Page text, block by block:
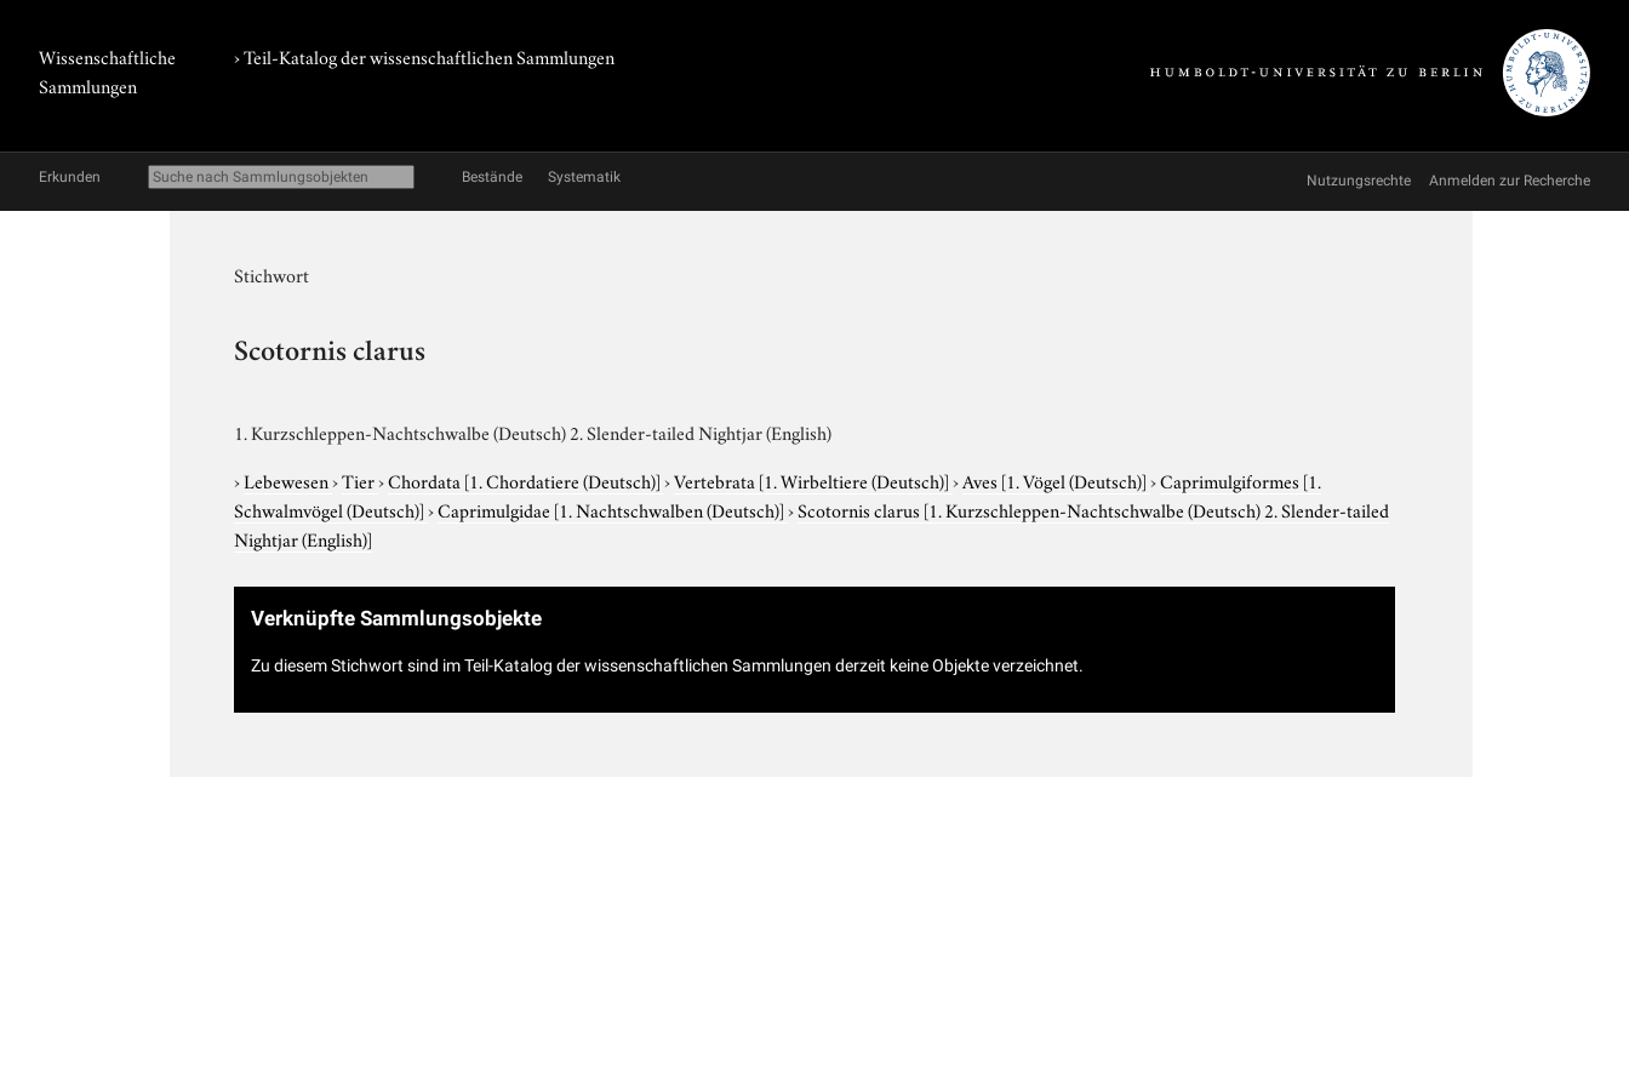
Wissenschaftliche
Sammlungen
› Teil-Katalog der wissenschaftlichen Sammlungen
Erkunden Bestände Systematik Nutzungsrechte Anmelden zur Recherche
Stichwort
Scotornis clarus
1. Kurzschleppen-Nachtschwalbe (Deutsch) 2. Slender-tailed Nightjar (English)
›Lebewesen›Tier›Chordata [1. Chordatiere (Deutsch)]›Vertebrata [1. Wirbeltiere (Deutsch)]›Aves [1. Vögel (Deutsch)]›Caprimulgiformes [1.
Schwalmvögel (Deutsch)]›Caprimulgidae [1. Nachtschwalben (Deutsch)]›Scotornis clarus [1. Kurzschleppen-Nachtschwalbe (Deutsch) 2. Slender-tailed
Nightjar (English)]
Verknüpfte Sammlungsobjekte
Zu diesem Stichwort sind im Teil-Katalog der wissenschaftlichen Sammlungen derzeit keine Objekte verzeichnet.